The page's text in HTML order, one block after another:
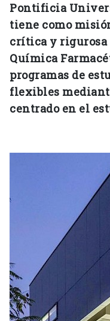
Pontificia
tiene como
crítica y rigurosa
Química
programas de
flexibles
centrado en el